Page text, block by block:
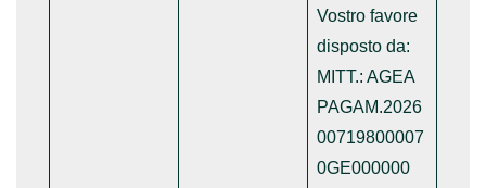
Vostro favore
disposto da:
MITT.: AGEA
PAGAM.2026
00719800007
0GE000000